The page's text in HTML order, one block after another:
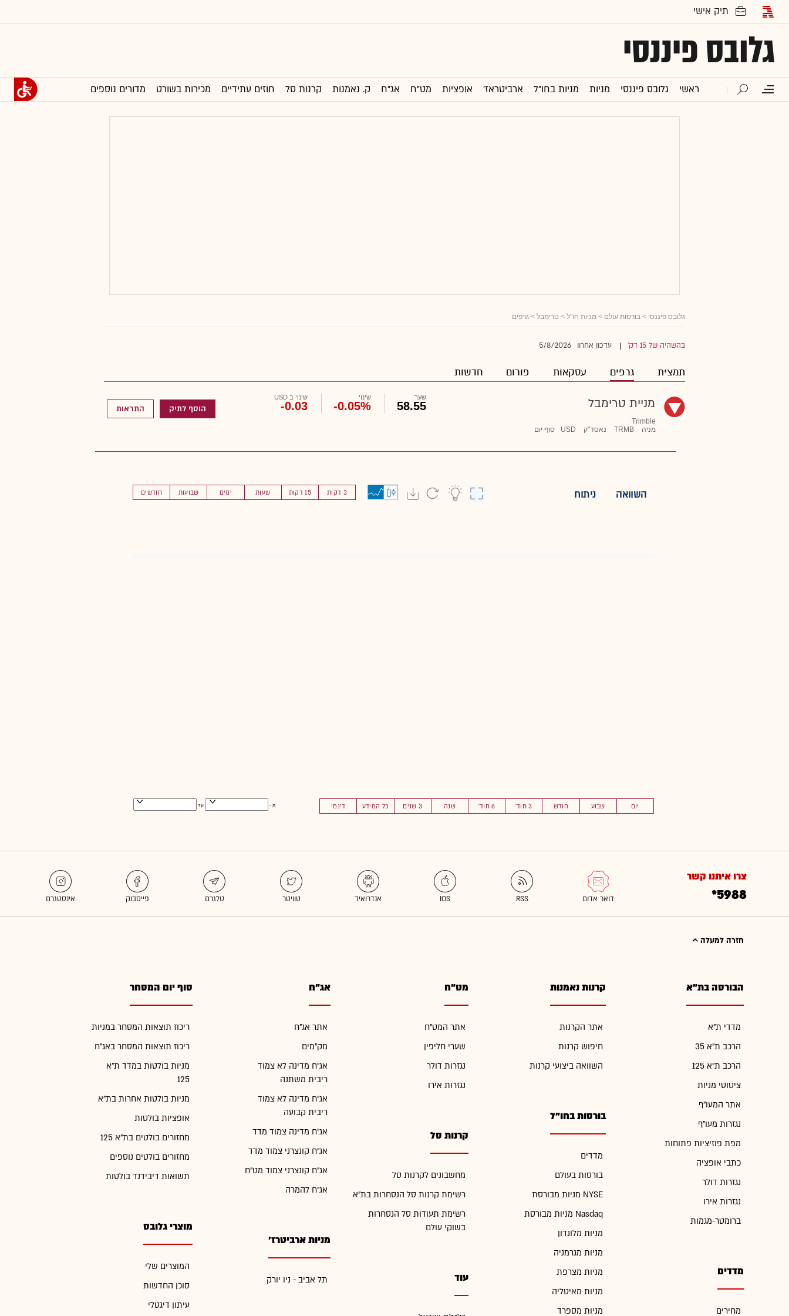
גלובס פיננסי
ראשי גלובס פיננסי מניות מניות בחו"ל ארביטראז' אופציות מט"ח אג"ח ק. נאמנות קרנות סל חוזים עתידיים מכירות בשורט מדורים נוספים
גלובס פיננסי > בורסות עולם > מניות חו"ל > טרימבל > גרפים
בהשהיה של 15 דק' עדכון אחרון 5/8/2026
תמצית גרפים עסקאות פורום חדשות
מניית טרימבל
Trimble
מניה
TRMB נאסד"ק USD סוף יום
שער
58.55
שינוי
-0.05%
שינוי ב USD
-0.03 הוסף לתיק התראות
חודשים שבועות ימים שעות 15 דקות 3 דקות השוואה ניתוח
יום שבוע חודש 3 חוד' 6 חוד' שנה 3 שנים כל המידע דינמי מ - עד
צרו איתנו קשר
*5988
חזרה למעלה
הבורסה בת"א
מדדי ת"א
הרכב ת"א 35
הרכב ת"א 125
ציטוטי מניות
אתר המעו"ף
נגזרות מעו"ף
מפת פוזיציות פתוחות
כתבי אופציה
נגזרות דולר
נגזרות אירו
ברומטר-מגמות
מדדים
מחירים
קרנות נאמנות
אתר הקרנות
חיפוש קרנות
השוואה ביצועי קרנות
בורסות בחו"ל
מדדים
בורסות בעולם
מניות מבורסת NYSE
מניות מבורסת Nasdaq
מניות מלונדון
מניות מגרמניה
מניות מצרפת
מניות מאיטליה
מניות מספרד
מט"ח
אתר המט"ח
שערי חליפין
נגזרות דולר
נגזרות אירו
קרנות סל
מחשבונים לקרנות סל
רשימת קרנות סל הנסחרות בת"א
רשימת תעודות סל הנסחרות
בשוקי עולם
עוד
אג"ח
אתר אג"ח
מק"מים
אג"ח מדינה לא צמוד
ריבית משתנה
אג"ח מדינה לא צמוד
ריבית קבועה
אג"ח מדינה צמוד מדד
אג"ח קונצרני צמוד מדד
אג"ח קונצרני צמוד מט"ח
אג"ח להמרה
מניות ארביטרז'
תל אביב - ניו יורק
סוף יום המסחר
ריכוז תוצאות המסחר במניות
ריכוז תוצאות המסחר באג"ח
מניות בולטות במדד ת"א
125
מניות בולטות אחרות בת"א
אופציות בולטות
מחזורים בולטים בת"א 125
מחזורים בולטים נוספים
תשואות דיבידנד בולטות
מוצרי גלובס
המוצרים שלי
סוכן החדשות
עיתון דיגטלי